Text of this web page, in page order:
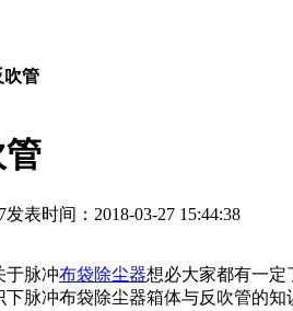
吹管
发表时间：2018-03-27 15:44:38
于脉冲布袋除尘器想必大家都有一定
脉冲布袋除尘器箱体与反吹管的